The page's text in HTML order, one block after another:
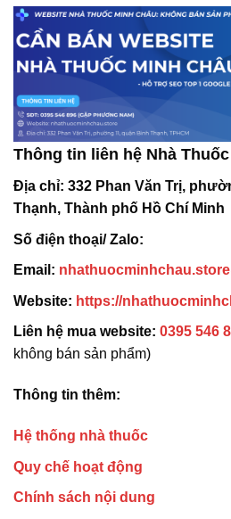
Thông tin liên hệ Nhà
Địa chỉ: 332 Phan Văn Trị,
Thạnh, Thành phố Hồ Chí Minh
Số điện thoại/ Zalo:
Email:
Website: https://
Liên hệ mua website: 0395 546
không bán sản phẩm)
Thông tin thêm:
Hệ thống nhà thuốc
Quy chế hoạt động
Chính sách nội dung